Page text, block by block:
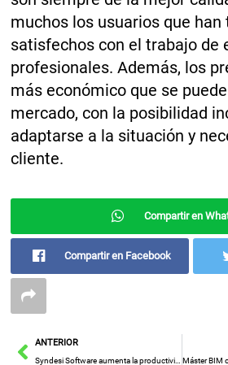
muchos los usuarios que
satisfechos con el trabajo de
profesionales. Además, los
más económico que se
mercado, con la posibilidad
adaptarse a la situación y
cliente.
Compartir en
Compartir en Facebook
AntANTERIOR
Syndesi Software aumenta la productividad en el teletrabajo con Effiwork